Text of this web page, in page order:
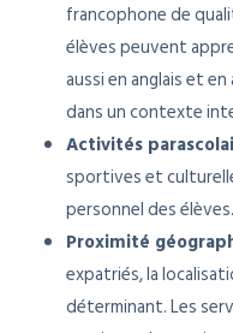
francophone de
élèves peuvent
aussi en anglais et
dans un contexte
Activités
sportives et
personnel des élèves.
Proximité
expatriés, la
déterminant. Les